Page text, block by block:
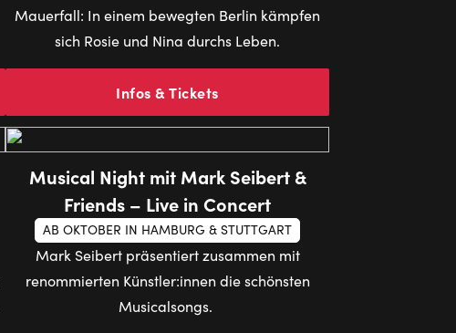
Mauerfall: In einem bewegten Berlin kämpfen
sich Rosie und Nina durchs Leben.
Infos & Tickets
Musical Night mit Mark Seibert &
Friends – Live in Concert
AB OKTOBER IN HAMBURG & STUTTGART
Mark Seibert präsentiert zusammen mit
renommierten Künstler:innen die schönsten
Musicalsongs.